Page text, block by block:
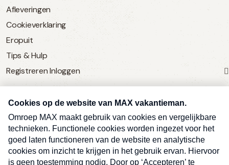
Afleveringen
Cookieverklaring
Eropuit
Tips & Hulp
Registreren Inloggen
SERVICE
Over Omroep MAX
MAX Vandaag
MAX Meldpunt